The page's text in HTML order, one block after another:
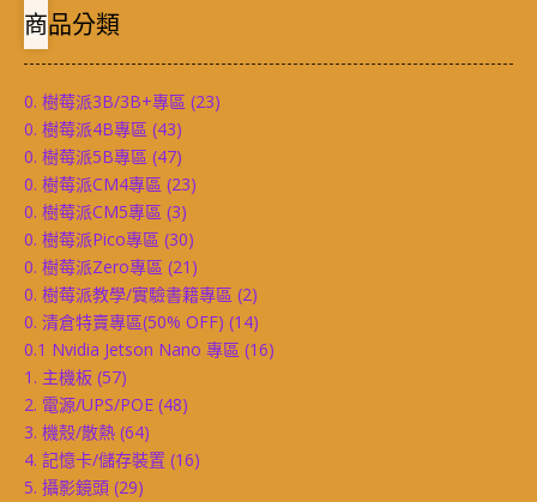
商品分類
0. 樹莓派3B/3B+專區 (23)
0. 樹莓派4B專區 (43)
0. 樹莓派5B專區 (47)
0. 樹莓派CM4專區 (23)
0. 樹莓派CM5專區 (3)
0. 樹莓派Pico專區 (30)
0. 樹莓派Zero專區 (21)
0. 樹莓派教學/實驗書籍專區 (2)
0. 清倉特賣專區(50% OFF) (14)
0.1 Nvidia Jetson Nano 專區 (16)
1. 主機板 (57)
2. 電源/UPS/POE (48)
3. 機殼/散熱 (64)
4. 記憶卡/儲存裝置 (16)
5. 攝影鏡頭 (29)